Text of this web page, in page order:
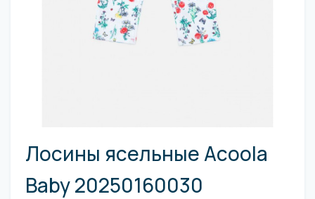
Лосины ясельные Acoola
Baby 20250160030